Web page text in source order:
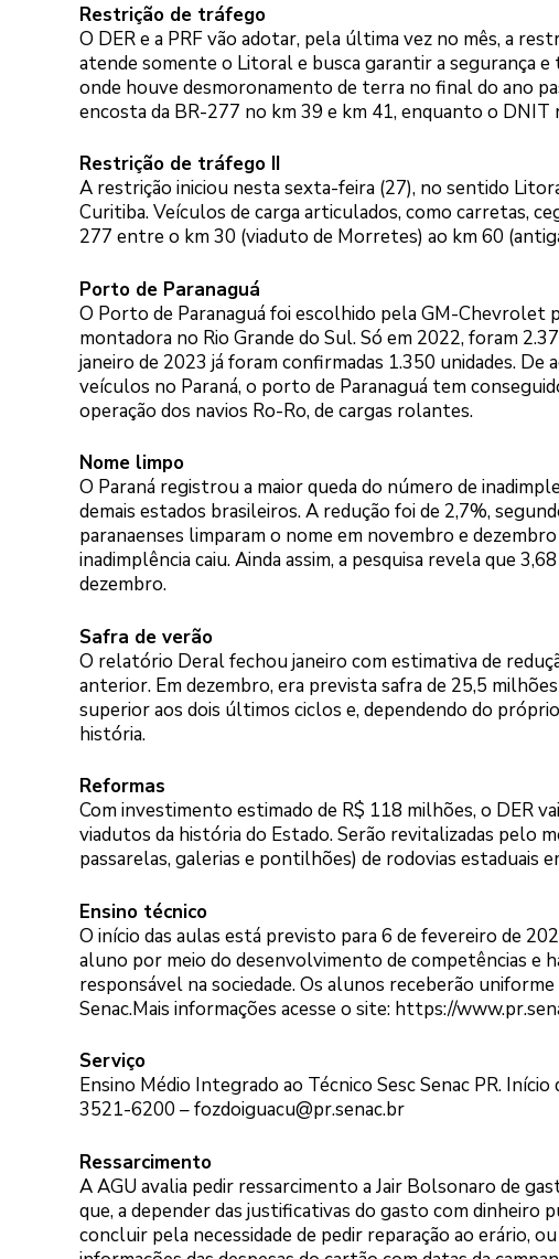
Restrição de tráfego
O DER e a PRF vão adotar, pela última vez no mês, a
atende somente o Litoral e busca garantir a segurança
onde houve desmoronamento de terra no final do ano
encosta da BR-277 no km 39 e km 41, enquanto o DNIT
Restrição de tráfego II
A restrição iniciou nesta sexta-feira (27), no sentido
Curitiba. Veículos de carga articulados, como carretas,
277 entre o km 30 (viaduto de Morretes) ao km 60
Porto de Paranaguá
O Porto de Paranaguá foi escolhido pela GM-Chevrolet
montadora no Rio Grande do Sul. Só em 2022, foram
janeiro de 2023 já foram confirmadas 1.350 unidades.
veículos no Paraná, o porto de Paranaguá tem
operação dos navios Ro-Ro, de cargas rolantes.
Nome limpo
O Paraná registrou a maior queda do número de
demais estados brasileiros. A redução foi de 2,7%,
paranaenses limparam o nome em novembro e
inadimplência caiu. Ainda assim, a pesquisa revela que
dezembro.
Safra de verão
O relatório Deral fechou janeiro com estimativa de
anterior. Em dezembro, era prevista safra de 25,5
superior aos dois últimos ciclos e, dependendo do
história.
Reformas
Com investimento estimado de R$ 118 milhões, o DER
viadutos da história do Estado. Serão revitalizadas pelo
passarelas, galerias e pontilhões) de rodovias estaduais
Ensino técnico
O início das aulas está previsto para 6 de fevereiro de
aluno por meio do desenvolvimento de competências e
responsável na sociedade. Os alunos receberão
Senac.Mais informações acesse o site: https://
Serviço
Ensino Médio Integrado ao Técnico Sesc Senac PR.
3521-6200 – fozdoiguacu@pr.senac.br
Ressarcimento
A AGU avalia pedir ressarcimento a Jair Bolsonaro de
que, a depender das justificativas do gasto com dinheiro
concluir pela necessidade de pedir reparação ao erário,